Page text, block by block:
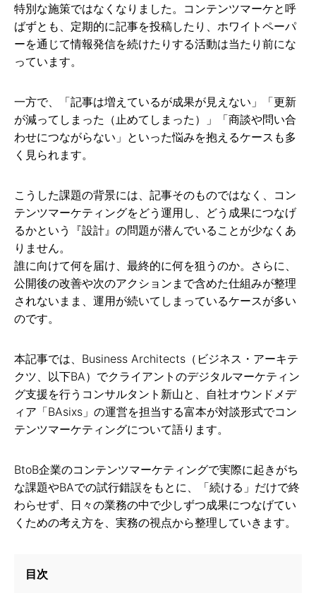
特別な施策ではなくなりました。コンテンツマーケと呼
ばずとも、定期的に記事を投稿したり、ホワイトペーパ
ーを通じて情報発信を続けたりする活動は当たり前にな
っています。
一方で、「記事は増えているが成果が見えない」「更新
が減ってしまった（止めてしまった）」「商談や問い合
わせにつながらない」といった悩みを抱えるケースも多
く見られます。
こうした課題の背景には、記事そのものではなく、コン
テンツマーケティングをどう運用し、どう成果につなげ
るかという『設計』の問題が潜んでいることが少なくあ
りません。
誰に向けて何を届け、最終的に何を狙うのか。さらに、
公開後の改善や次のアクションまで含めた仕組みが整理
されないまま、運用が続いてしまっているケースが多い
のです。
本記事では、Business Architects（ビジネス・アーキテ
クツ、以下BA）でクライアントのデジタルマーケティン
グ支援を行うコンサルタント新山と、自社オウンドメデ
ィア「BAsixs」の運営を担当する富本が対談形式でコン
テンツマーケティングについて語ります。
BtoB企業のコンテンツマーケティングで実際に起きがち
な課題やBAでの試行錯誤をもとに、「続ける」だけで終
わらせず、日々の業務の中で少しずつ成果につなげてい
くための考え方を、実務の視点から整理していきます。
目次